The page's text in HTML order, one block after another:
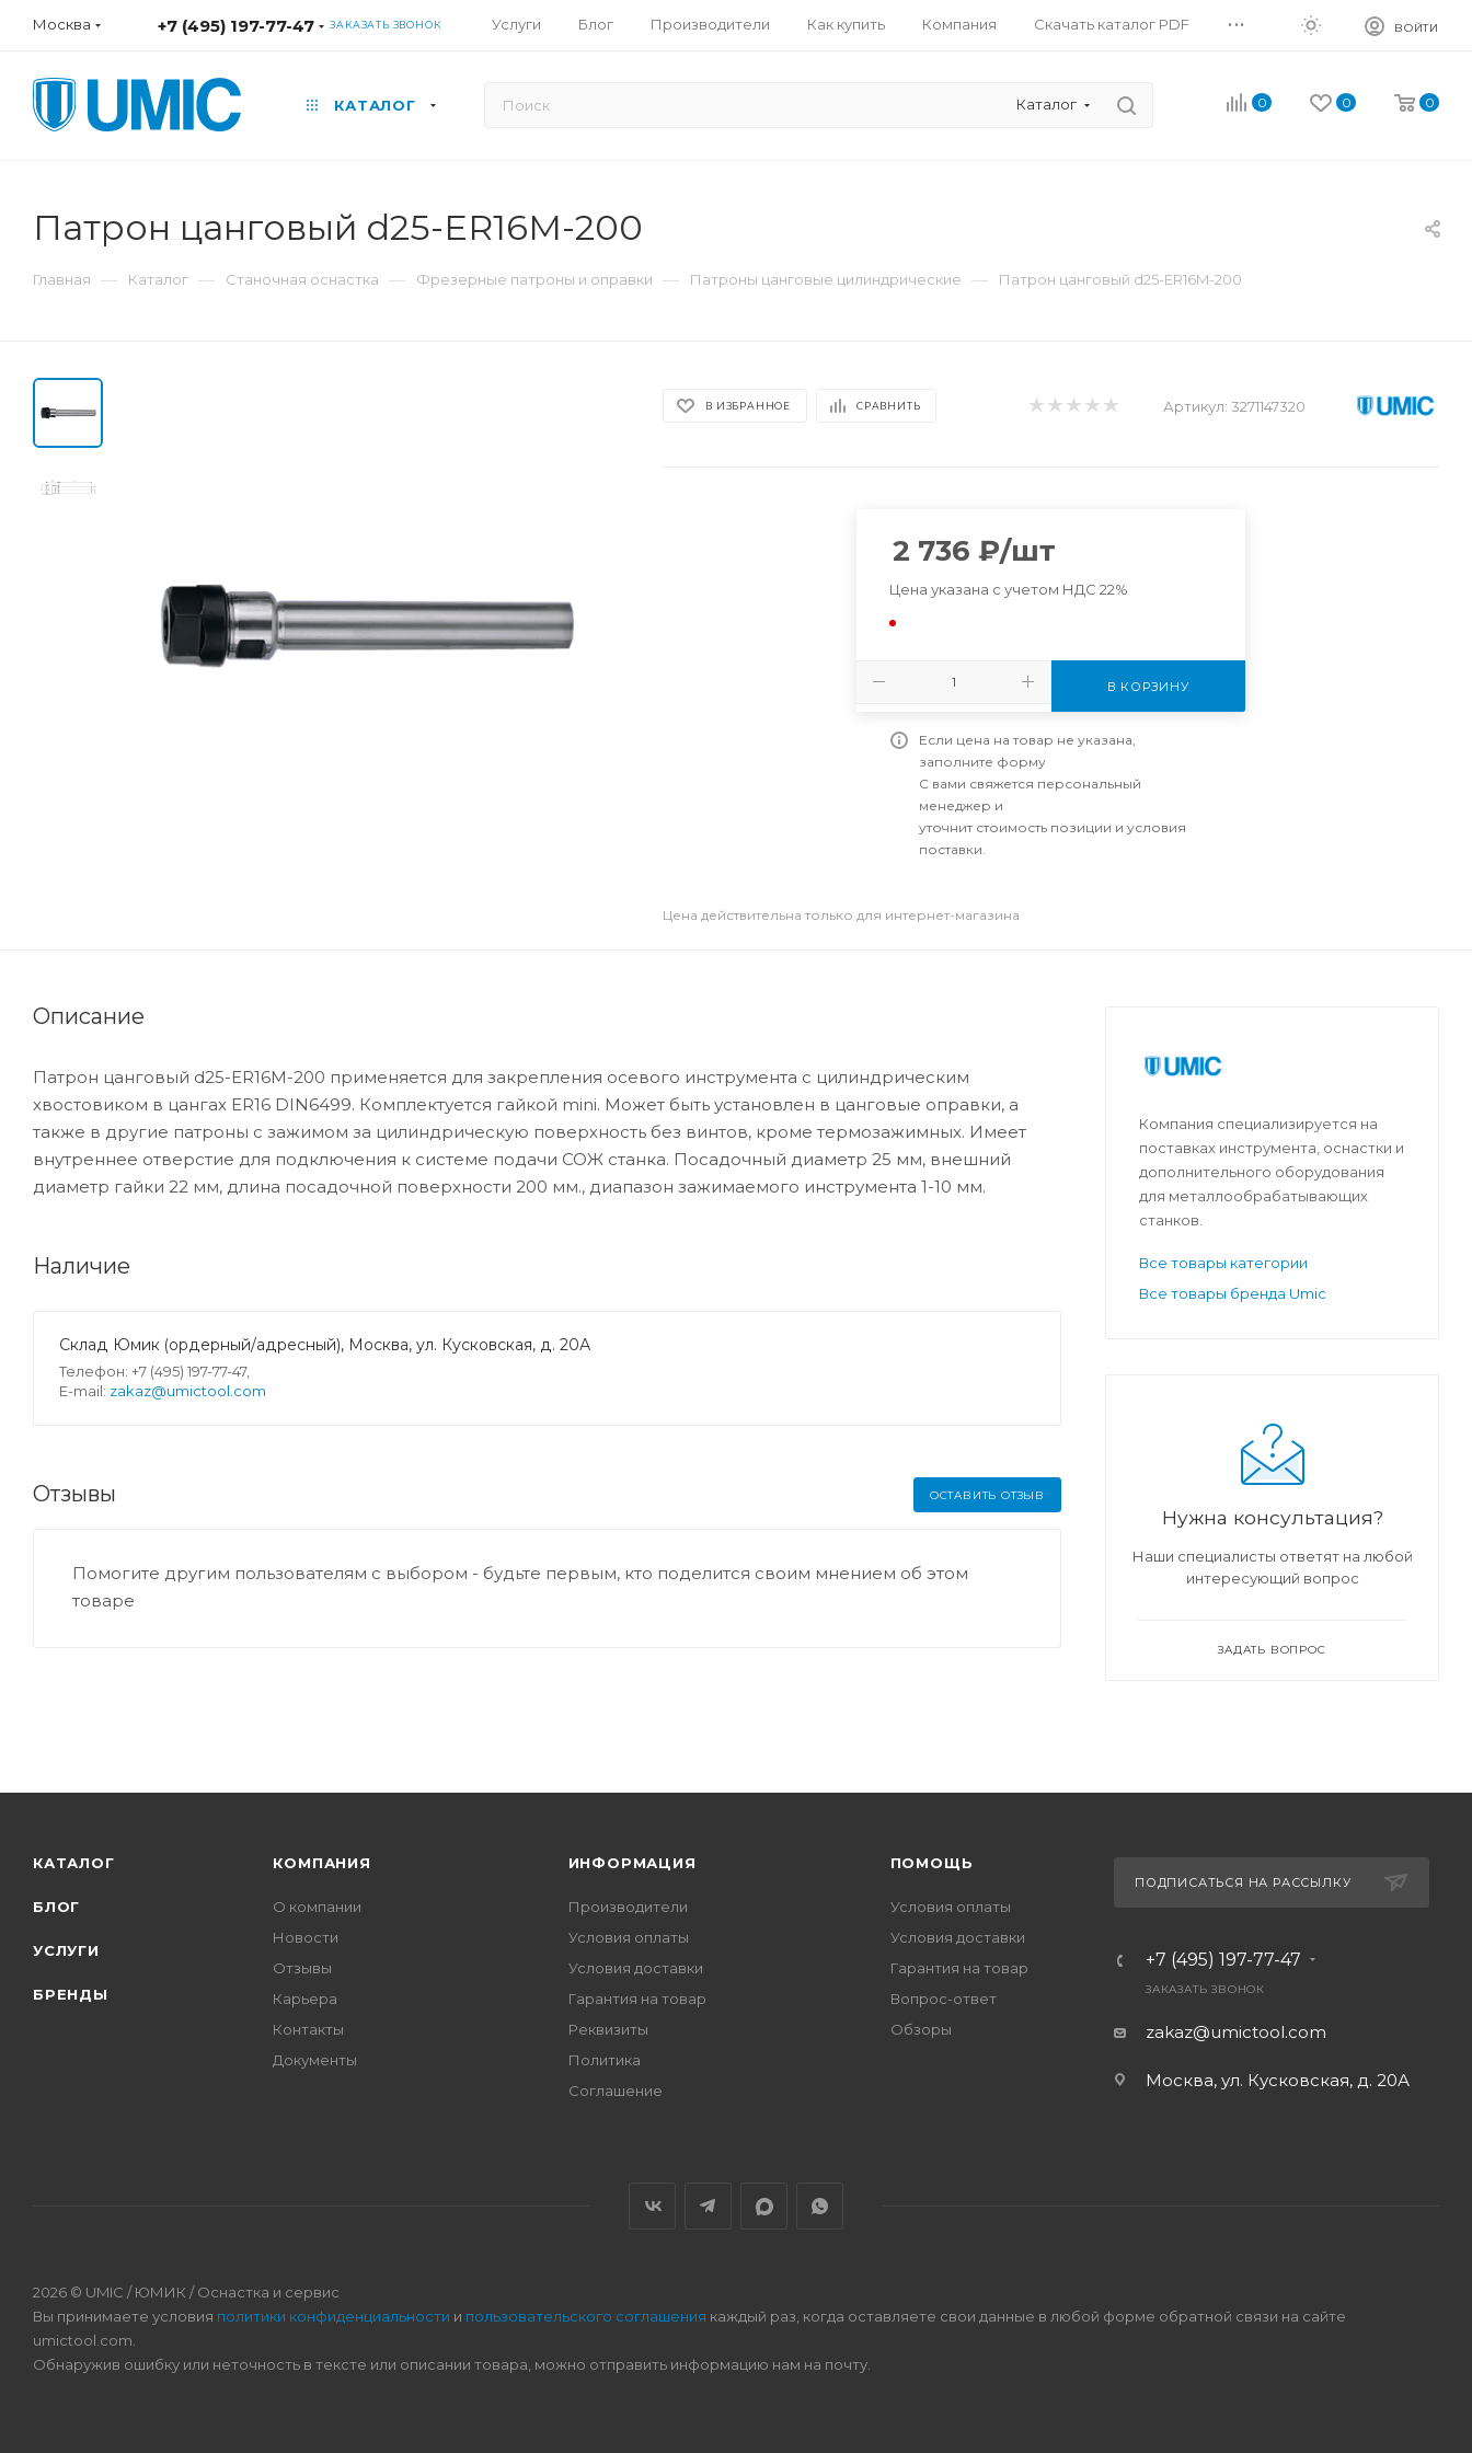
Москва +7 (495) 197-77-47 ЗАКАЗАТЬ ЗВОНОК Услуги Блог Производители Как купить Компания Скачать каталог PDF ... ВОЙТИ
КАТАЛОГ Каталог 0 0 0
Патрон цанговый d25-ER16M-200
Главная — Каталог — Станочная оснастка — Фрезерные патроны и оправки — Патроны цанговые цилиндрические — Патрон цанговый d25-ER16M-200
В ИЗБРАННОЕ СРАВНИТЬ Артикул: 3271147320
2 736 ₽/шт
Цена указана с учетом НДС 22%
В КОРЗИНУ
Если цена на товар не указана,
заполните форму
С вами свяжется персональный
менеджер и
уточнит стоимость позиции и условия
поставки.
Цена действительна только для интернет-магазина
Описание
Патрон цанговый d25-ER16M-200 применяется для закрепления осевого инструмента с цилиндрическим
хвостовиком в цангах ER16 DIN6499. Комплектуется гайкой mini. Может быть установлен в цанговые оправки, а
также в другие патроны с зажимом за цилиндрическую поверхность без винтов, кроме термозажимных. Имеет
внутреннее отверстие для подключения к системе подачи СОЖ станка. Посадочный диаметр 25 мм, внешний
диаметр гайки 22 мм, длина посадочной поверхности 200 мм., диапазон зажимаемого инструмента 1-10 мм.
Наличие
Склад Юмик (ордерный/адресный), Москва, ул. Кусковская, д. 20А
Телефон: +7 (495) 197-77-47,
E-mail: zakaz@umictool.com
Отзывы ОСТАВИТЬ ОТЗЫВ
Помогите другим пользователям с выбором - будьте первым, кто поделится своим мнением об этом
товаре
Компания специализируется на
поставках инструмента, оснастки и
дополнительного оборудования
для металлообрабатывающих
станков.
Все товары категории
Все товары бренда Umic
Нужна консультация?
Наши специалисты ответят на любой
интересующий вопрос
ЗАДАТЬ ВОПРОС
КАТАЛОГ
БЛОГ
УСЛУГИ
БРЕНДЫ
КОМПАНИЯ
О компании
Новости
Отзывы
Карьера
Контакты
Документы
ИНФОРМАЦИЯ
Производители
Условия оплаты
Условия доставки
Гарантия на товар
Реквизиты
Политика
Соглашение
ПОМОЩЬ
Условия оплаты
Условия доставки
Гарантия на товар
Вопрос-ответ
Обзоры
ПОДПИСАТЬСЯ НА РАССЫЛКУ
+7 (495) 197-77-47
ЗАКАЗАТЬ ЗВОНОК
zakaz@umictool.com
Москва, ул. Кусковская, д. 20А
2026 © UMIC / ЮМИК / Оснастка и сервис
Вы принимаете условия политики конфиденциальности и пользовательского соглашения каждый раз, когда оставляете свои данные в любой форме обратной связи на сайте
umictool.com.
Обнаружив ошибку или неточность в тексте или описании товара, можно отправить информацию нам на почту.